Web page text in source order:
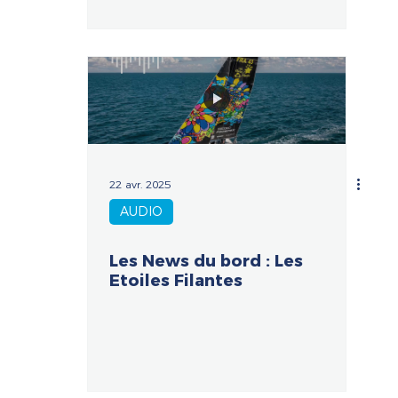
22 avr. 2025
AUDIO
Les News du bord : Les
Etoiles Filantes